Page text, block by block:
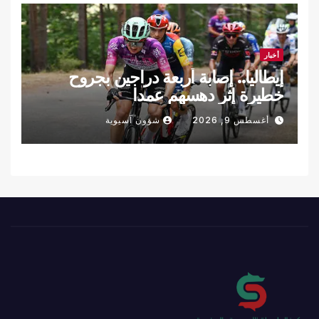
أخبار
إيطاليا.. إصابة أربعة دراجين بجروح
خطيرة إثر دهسهم عمدا
أغسطس 9, 2026 شؤون آسيوية